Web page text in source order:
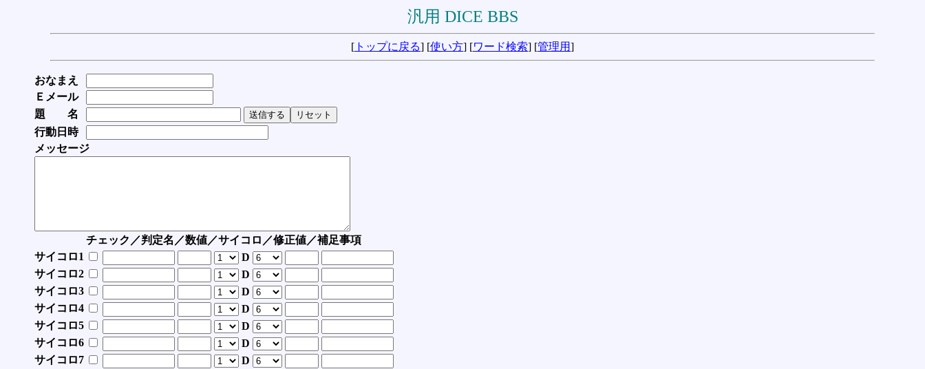
汎用 DICE BBS
[ トップに戻る] [使い方] [ワード検索] [管理用]
おなまえ
Ｅメール
題 名
行動日時
メッセージ
チェック／判定名／数値／サイコロ／修正値／補足事項
サイコロ1
D
サイコロ2
D
サイコロ3
D
サイコロ4
D
サイコロ5
D
サイコロ6
D
サイコロ7
D